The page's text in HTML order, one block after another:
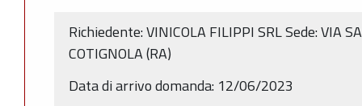
Richiedente: VINICOLA FILIPPI SRL Sede: VIA
COTIGNOLA (RA)
Data di arrivo domanda: 12/06/2023